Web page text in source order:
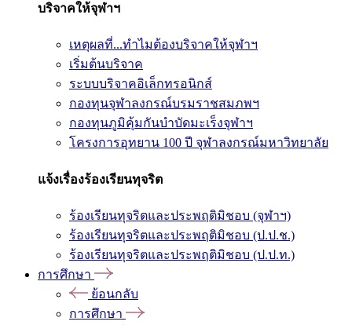
บริจาคให้จุฬาฯ
เหตุผลที่...ทำไมต้องบริจาคให้จุฬาฯ
เริ่มต้นบริจาค
ระบบบริจาคอิเล็กทรอนิกส์
กองทุนจุฬาลงกรณ์บรมราชสมภพฯ
กองทุนภูมิคุ้มกันบำบัดมะเร็งจุฬาฯ
โครงการอุทยาน 100 ปี จุฬาลงกรณ์มหาวิทยาลัย
แจ้งเรื่องร้องเรียนทุจริต
ร้องเรียนทุจริตและประพฤติมิชอบ (จุฬาฯ)
ร้องเรียนทุจริตและประพฤติมิชอบ (ป.ป.ช.)
ร้องเรียนทุจริตและประพฤติมิชอบ (ป.ป.ท.)
การศึกษา
ย้อนกลับ
การศึกษา